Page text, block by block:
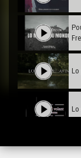
Lo
Lo